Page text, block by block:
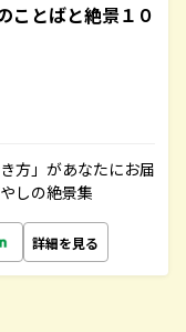
ことばと絶景１０
方」があなたにお届
しの絶景集
詳細を見る